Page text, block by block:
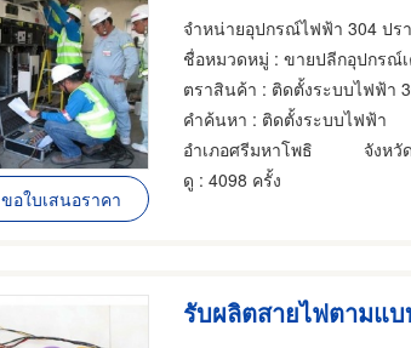
ขอใบเสนอราคา
ชื่อหมวดหมู่ : ขายปลีกอุปกรณ์เครื่องใช้ไฟ
ตราสินค้า : ติดตั้งระบบไฟฟ้า
คำค้นหา : ติดตั้งระบบไฟฟ้า
อำเภอศรีมหาโพธิ
จังหวั
ดู : 4098 ครั้ง
รับผลิตสายไฟตามแบ